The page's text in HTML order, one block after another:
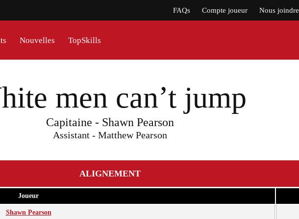
FAQs Compte joueur Nous joindre
Nouvelles TopSkills
men can’t jump
Capitaine - Shawn Pearson
Assistant - Matthew Pearson
ALIGNEMENT
Joueur
Shawn Pearson